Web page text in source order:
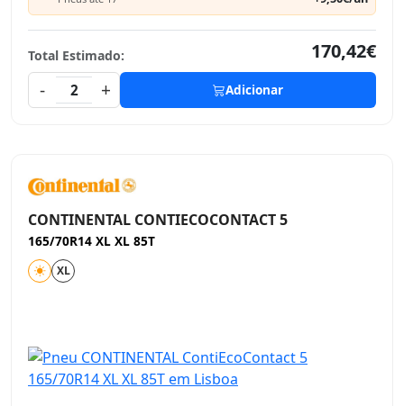
Total Estimado:
170,42€
-
2 + Adicionar
CONTINENTAL CONTIECOCONTACT 5
165/70R14 XL XL 85T
XL